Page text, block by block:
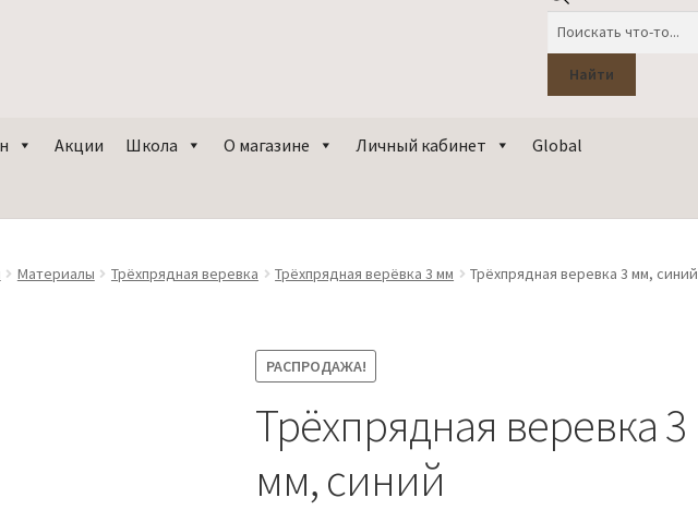
Найти
Акции Школа О магазине Личный кабинет Global
Материалы Трёхпрядная веревка Трёхпрядная верёвка 3 мм Трёхпрядная веревка 3 мм, синий
РАСПРОДАЖА!
Трёхпрядная веревка 3
мм, синий